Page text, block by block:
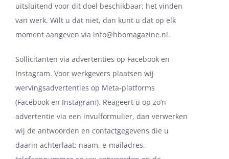
uitsluitend voor dit doel beschikbaar: het vinden
van werk. Wilt u dat niet, dan kunt u dat op elk
moment aangeven via info@hbomagazine.nl.
Sollicitanten via advertenties op Facebook en
Instagram. Voor werkgevers plaatsen wij
wervingsadvertenties op Meta-platforms
(Facebook en Instagram). Reageert u op zo’n
advertentie via een invulformulier, dan verwerken
wij de antwoorden en contactgegevens die u
daarin achterlaat: naam, e-mailadres,